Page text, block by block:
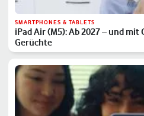
SMARTPHONES & TABLETS
iPad Air (M5): Ab 2027 – und mit
Gerüchte